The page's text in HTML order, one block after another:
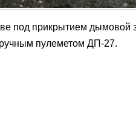
под прикрытием дымовой
пулеметом ДП-27.